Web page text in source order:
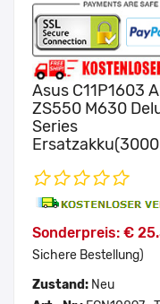
Asus C11P1603
ZS550 M630
Series
Sonderpreis: €
Sichere Bestellung)
Zustand: Neu